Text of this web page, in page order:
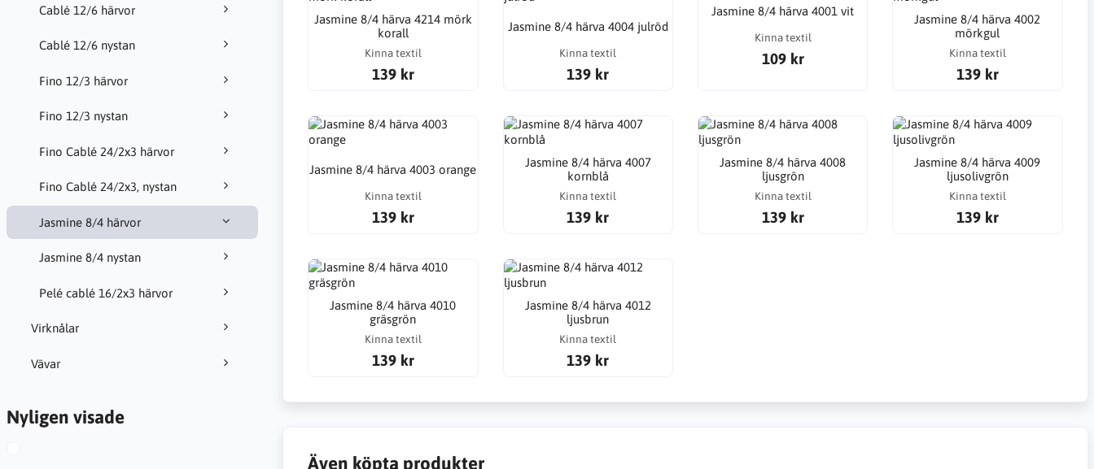
Cablé 12/6 härvor
Cablé 12/6 nystan
Fino 12/3 härvor
Fino 12/3 nystan
Fino Cablé 24/2x3 härvor
Fino Cablé 24/2x3, nystan
Jasmine 8/4 härvor
Jasmine 8/4 nystan
Pelé cablé 16/2x3 härvor
Virknålar
Vävar
Nyligen visade
Jasmine 8/4 härva 4214 mörk
korall
Kinna textil
139 kr
Jasmine 8/4 härva 4004 julröd
Kinna textil
139 kr
Jasmine 8/4 härva 4001 vit
Kinna textil
109 kr
Jasmine 8/4 härva 4002
mörkgul
Kinna textil
139 kr
Jasmine 8/4 härva 4003 orange
Kinna textil
139 kr
Jasmine 8/4 härva 4007
kornblå
Kinna textil
139 kr
Jasmine 8/4 härva 4008
ljusgrön
Kinna textil
139 kr
Jasmine 8/4 härva 4009
ljusolivgrön
Kinna textil
139 kr
Jasmine 8/4 härva 4010
gräsgrön
Kinna textil
139 kr
Jasmine 8/4 härva 4012
ljusbrun
Kinna textil
139 kr
Även köpta produkter